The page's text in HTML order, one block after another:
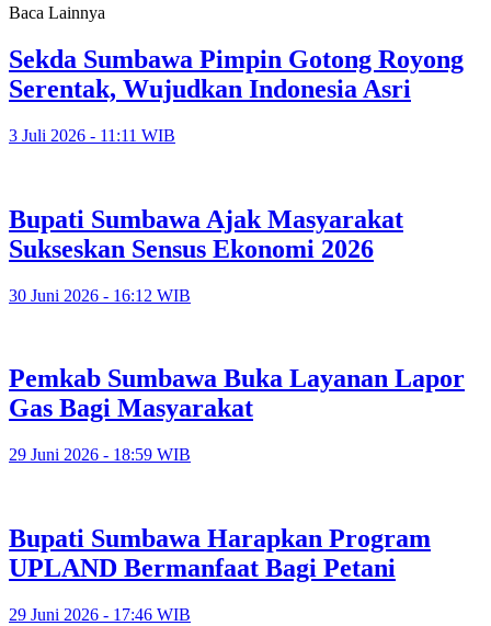
Baca Lainnya
Sekda Sumbawa Pimpin Gotong Royong
Serentak, Wujudkan Indonesia Asri
3 Juli 2026 - 11:11 WIB
Bupati Sumbawa Ajak Masyarakat
Sukseskan Sensus Ekonomi 2026
30 Juni 2026 - 16:12 WIB
Pemkab Sumbawa Buka Layanan Lapor
Gas Bagi Masyarakat
29 Juni 2026 - 18:59 WIB
Bupati Sumbawa Harapkan Program
UPLAND Bermanfaat Bagi Petani
29 Juni 2026 - 17:46 WIB